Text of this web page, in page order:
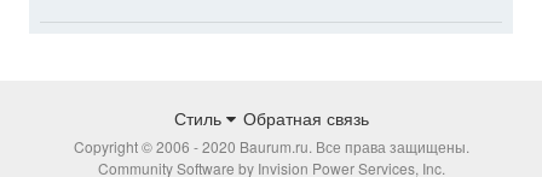
Стиль Обратная связь
Copyright © 2006 - 2020 Baurum.ru. Все права защищены.
Community Software by Invision Power Services, Inc.